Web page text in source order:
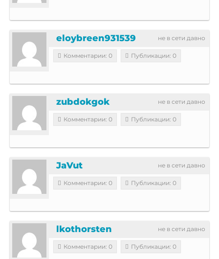
не в сети давно
eloybreen931539
Комментарии: 0 Публикации: 0
не в сети давно
zubdokgok
Комментарии: 0 Публикации: 0
не в сети давно
JaVut
Комментарии: 0 Публикации: 0
не в сети давно
lkothorsten
Комментарии: 0 Публикации: 0